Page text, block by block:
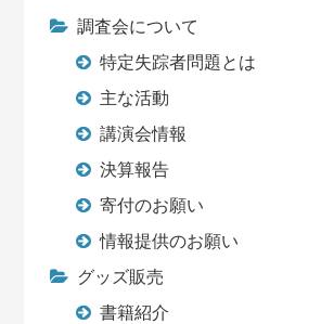
調査会について
特定失踪者問題とは
主な活動
講演会情報
決算報告
寄付のお願い
情報提供のお願い
グッズ販売
書籍紹介